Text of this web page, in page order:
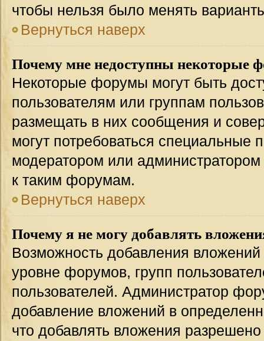
чтобы нельзя было менять
Вернуться наверх
Почему мне недоступны некоторые
Некоторые форумы могут быть
пользователям или группам
размещать в них сообщения и
могут потребоваться специальные
модератором или
к таким форумам.
Вернуться наверх
Почему я не могу добавлять
Возможность добавления
уровне форумов, групп
пользователей. Администратор
добавление вложений в
что добавлять вложения